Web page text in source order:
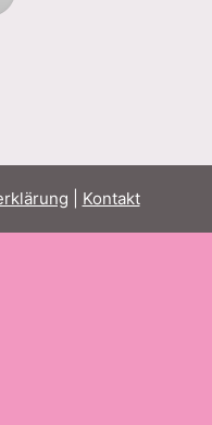
Kontakt